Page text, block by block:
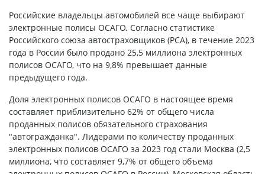
Российские владельцы автомобилей все чаще выбирают
электронные полисы ОСАГО. Согласно статистике
Российского союза автостраховщиков (РСА), в течение 2023
года в России было продано 25,5 миллиона электронных
полисов ОСАГО, что на 9,8% превышает данные
предыдущего года.
Доля электронных полисов ОСАГО в настоящее время
составляет приблизительно 62% от общего числа
проданных полисов обязательного страхования
"автогражданка". Лидерами по количеству проданных
электронных полисов ОСАГО за 2023 год стали Москва (2,5
миллиона, что составляет 9,7% от общего объема